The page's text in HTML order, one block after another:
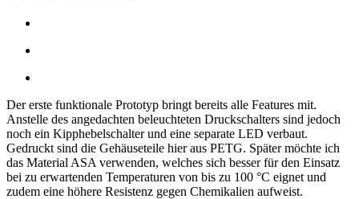
Der erste funktionale Prototyp bringt bereits alle Features mit.
Anstelle des angedachten beleuchteten Druckschalters sind jedoch
noch ein Kipphebelschalter und eine separate LED verbaut.
Gedruckt sind die Gehäuseteile hier aus PETG. Später möchte ich
das Material ASA verwenden, welches sich besser für den Einsatz
bei zu erwartenden Temperaturen von bis zu 100 °C eignet und
zudem eine höhere Resistenz gegen Chemikalien aufweist.